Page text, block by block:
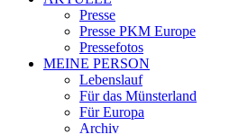
Presse
Presse PKM Europe
Pressefotos
MEINE PERSON
Lebenslauf
Für das Münsterland
Für Europa
Archiv